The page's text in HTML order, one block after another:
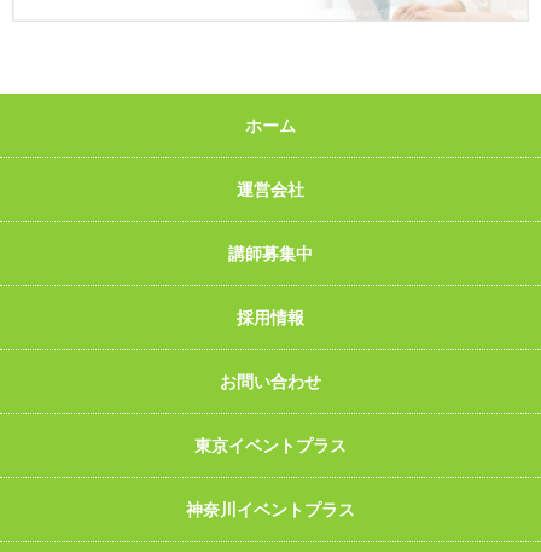
ホーム
運営会社
講師募集中
採用情報
お問い合わせ
東京イベントプラス
神奈川イベントプラス